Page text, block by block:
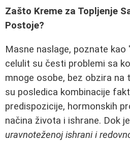
Zašto Kreme za Topljenje
Postoje?
Masne naslage, poznate kao
celulit su česti problemi sa
mnoge osobe, bez obzira na
su posledica kombinacije
predispozicije, hormonskih
načina života i ishrane. Dok
uravnoteženoj ishrani i